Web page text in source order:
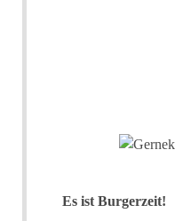
Es ist Burgerzeit!